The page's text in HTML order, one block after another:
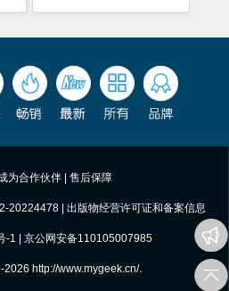
为合作伙伴 售后保障
20224478 | 出版物经营许可证和备案信息
-1 | 京公网安备110105007985
2026 http://www.mygeek.cn/.